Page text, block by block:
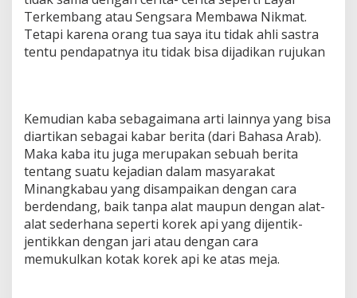
Terkembang atau Sengsara Membawa Nikmat.
Tetapi karena orang tua saya itu tidak ahli sastra
tentu pendapatnya itu tidak bisa dijadikan rujukan
Kemudian kaba sebagaimana arti lainnya yang bisa
diartikan sebagai kabar berita (dari Bahasa Arab).
Maka kaba itu juga merupakan sebuah berita
tentang suatu kejadian dalam masyarakat
Minangkabau yang disampaikan dengan cara
berdendang, baik tanpa alat maupun dengan alat-
alat sederhana seperti korek api yang dijentik-
jentikkan dengan jari atau dengan cara
memukulkan kotak korek api ke atas meja.